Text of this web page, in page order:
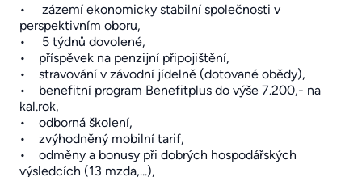
• zázemí ekonomicky stabilní společnosti v
perspektivním oboru,
• 5 týdnů dovolené,
• příspěvek na penzijní připojištění,
• stravování v závodní jídelně (dotované obědy),
• benefitní program Benefitplus do výše 7.200,- na
kal.rok,
• odborná školení,
• zvýhodněný mobilní tarif,
• odměny a bonusy při dobrých hospodářských
výsledcích (13 mzda,...),